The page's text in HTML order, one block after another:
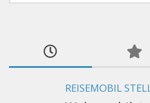
REISEMOBIL